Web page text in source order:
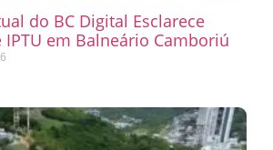
do BC Digital Esclarece
em Balneário Camboriú